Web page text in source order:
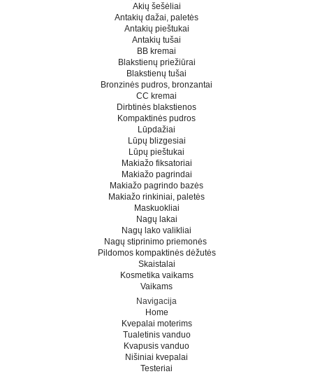
Akių šešėliai
Antakių dažai, paletės
Antakių pieštukai
Antakių tušai
BB kremai
Blakstienų priežiūrai
Blakstienų tušai
Bronzinės pudros, bronzantai
CC kremai
Dirbtinės blakstienos
Kompaktinės pudros
Lūpdažiai
Lūpų blizgesiai
Lūpų pieštukai
Makiažo fiksatoriai
Makiažo pagrindai
Makiažo pagrindo bazės
Makiažo rinkiniai, paletės
Maskuokliai
Nagų lakai
Nagų lako valikliai
Nagų stiprinimo priemonės
Pildomos kompaktinės dėžutės
Skaistalai
Kosmetika vaikams
Vaikams
Navigacija
Home
Kvepalai moterims
Tualetinis vanduo
Kvapusis vanduo
Nišiniai kvepalai
Testeriai